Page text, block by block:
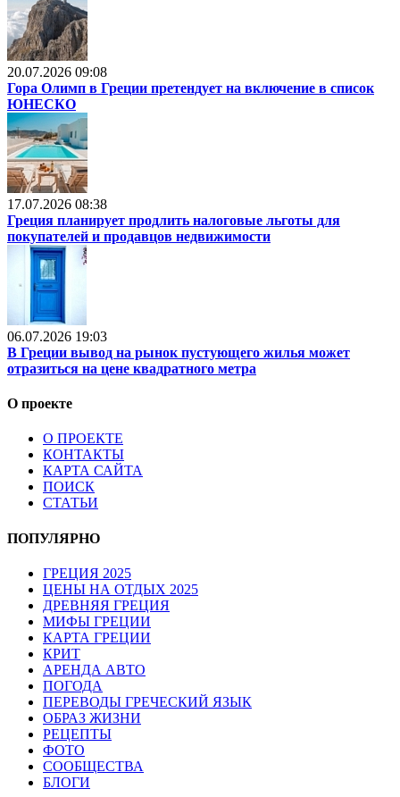
20.07.2026 09:08
Гора Олимп в Греции претендует на включение в список
ЮНЕСКО
17.07.2026 08:38
Греция планирует продлить налоговые льготы для
покупателей и продавцов недвижимости
06.07.2026 19:03
В Греции вывод на рынок пустующего жилья может
отразиться на цене квадратного метра
О проекте
О ПРОЕКТЕ
КОНТАКТЫ
КАРТА САЙТА
ПОИСК
СТАТЬИ
ПОПУЛЯРНО
ГРЕЦИЯ 2025
ЦЕНЫ НА ОТДЫХ 2025
ДРЕВНЯЯ ГРЕЦИЯ
МИФЫ ГРЕЦИИ
КАРТА ГРЕЦИИ
КРИТ
АРЕНДА АВТО
ПОГОДА
ПЕРЕВОДЫ ГРЕЧЕСКИЙ ЯЗЫК
ОБРАЗ ЖИЗНИ
РЕЦЕПТЫ
ФОТО
СООБЩЕСТВА
БЛОГИ